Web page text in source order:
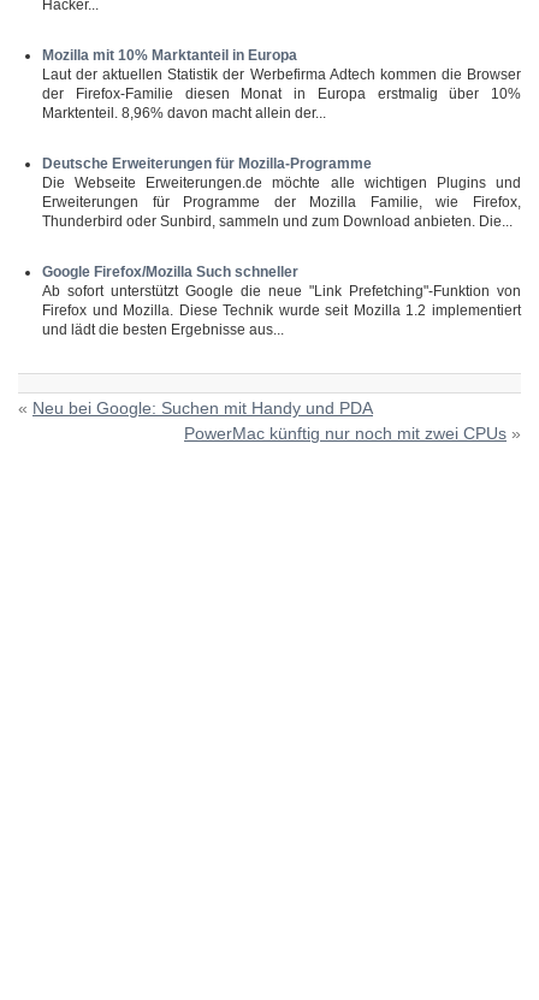
Hacker...
Mozilla mit 10% Marktanteil in Europa
Laut der aktuellen Statistik der Werbefirma Adtech kommen die Browser
der Firefox-Familie diesen Monat in Europa erstmalig über 10%
Marktenteil. 8,96% davon macht allein der...
Deutsche Erweiterungen für Mozilla-Programme
Die Webseite Erweiterungen.de möchte alle wichtigen Plugins und
Erweiterungen für Programme der Mozilla Familie, wie Firefox,
Thunderbird oder Sunbird, sammeln und zum Download anbieten. Die...
Google Firefox/Mozilla Such schneller
Ab sofort unterstützt Google die neue "Link Prefetching"-Funktion von
Firefox und Mozilla. Diese Technik wurde seit Mozilla 1.2 implementiert
und lädt die besten Ergebnisse aus...
« Neu bei Google: Suchen mit Handy und PDA
PowerMac künftig nur noch mit zwei CPUs »